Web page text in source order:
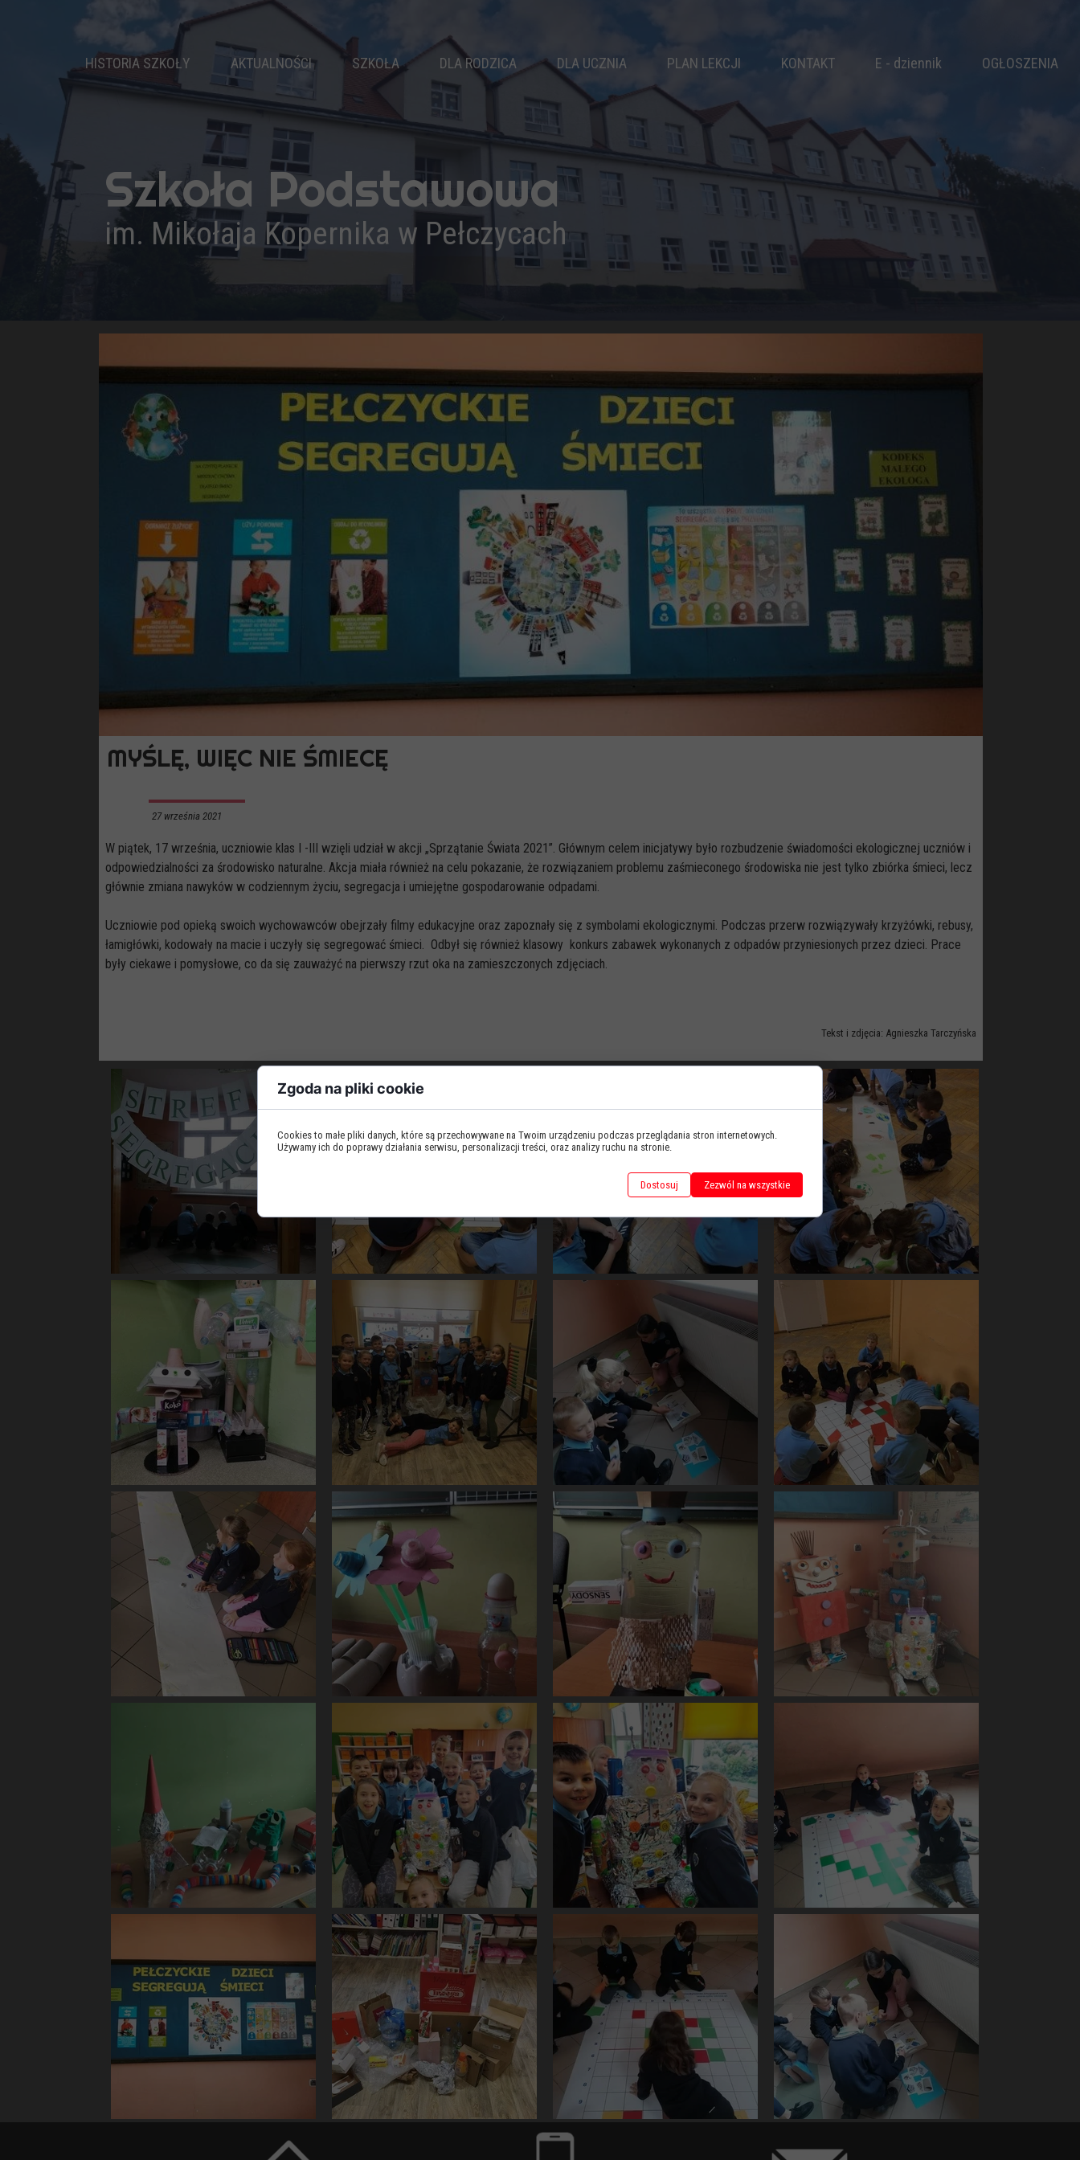
W piątek, 17 września, uczniowie klas I -III wzięli udział w akcji „Sprzątanie Świata 2021”. Głównym celem inicjatywy było rozbudzenie świadomości ekologicznej uczniów i
odpowiedzialności za środowisko naturalne. Akcja miała również na celu pokazanie, że rozwiązaniem problemu zaśmieconego środowiska nie jest tylko zbiórka śmieci, lecz
głównie zmiana nawyków w codziennym życiu, segregacja i umiejętne gospodarowanie odpadami.
Uczniowie pod opieką swoich wychowawców obejrzały filmy edukacyjne oraz zapoznały się z symbolami ekologicznymi. Podczas przerw rozwiązywały krzyżówki, rebusy,
łamigłówki, kodowały na macie i uczyły się segregować śmieci. Odbył się również klasowy konkurs zabawek wykonanych z odpadów przyniesionych przez dzieci. Prace
były ciekawe i pomysłowe, co da się zauważyć na pierwszy rzut oka na zamieszczonych zdjęciach.
Tekst i zdjęcia: Agnieszka Tarczyńska
HISTORIA SZKOŁY
PRYMUSI
KADRA PEDAGOGICZNA
ADMINISTRACJA I OBSŁUGA
AKTUALNOŚCI SZKOŁA
KLASY
PEDAGOG
LOGOPEDA
PSYCHOLOG
DLA RODZICA
RADA RODZICÓW
KALENDARZ ROKU
DZWONKI
ŚWIETLICA
KOMUNIKATY
REKRUTACJA
DLA UCZNIA
SAMORZĄD
KOŁA ZAINTERESOWAŃ
ZAJĘCIA SPORTOWE
ZAJĘCIA WYRÓWNAWCZE
PLAN LEKCJI KONTAKT E - dziennik OGŁOSZENIA
Szkoła Podstawowa
im. Mikołaja Kopernika w Pełczycach
27 września 2021
MYŚLĘ, WIĘC NIE ŚMIECĘ
Zgoda na pliki cookie
Cookies to małe pliki danych, które są przechowywane na Twoim urządzeniu podczas przeglądania stron internetowych.
Używamy ich do poprawy działania serwisu, personalizacji treści, oraz analizy ruchu na stronie.
Dostosuj Zezwól na wszystkie